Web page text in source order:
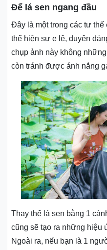
Để lá sen ngang đầu
Đây là một trong các tư
thể hiện sự e lệ, duyên
chụp ảnh này không
còn tránh được ánh nắng
Thay thế lá sen bằng 1
cũng sẽ tạo ra những hiệu
Ngoài ra, nếu bạn là 1